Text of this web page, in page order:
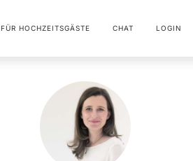
FÜR HOCHZEITSGÄSTE CHAT LOGIN